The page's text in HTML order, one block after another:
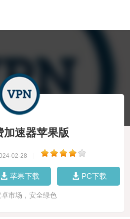
加速器苹果版
02-28
苹果下载 PC下载
卓市场，安全绿色